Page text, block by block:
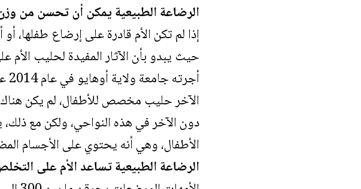
الرضاعة الطبيعية يمكن أن تحسن من
إذا لم تكن الأم قادرة على إرضاع طفلها،
حيث يبدو بأن الآثار المفيدة لحليب
الآخر حليب مخصص للأطفال، لم يكن
دون الآخر في هذه النواحي، ولكن مع
الأطفال، وهي أنه يحتوي على الأجسام
الرضاعة الطبيعية تساعد الأم على